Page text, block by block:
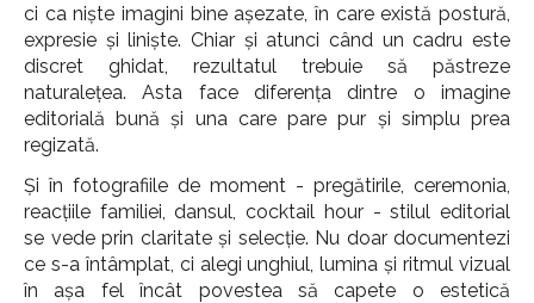
ci ca niște imagini bine așezate, în care există postură,
expresie și liniște. Chiar și atunci când un cadru este
discret ghidat, rezultatul trebuie să păstreze
naturalețea. Asta face diferența dintre o imagine
editorială bună și una care pare pur și simplu prea
regizată.
Și în fotografiile de moment - pregătirile, ceremonia,
reacțiile familiei, dansul, cocktail hour - stilul editorial
se vede prin claritate și selecție. Nu doar documentezi
ce s-a întâmplat, ci alegi unghiul, lumina și ritmul vizual
în așa fel încât povestea să capete o estetică